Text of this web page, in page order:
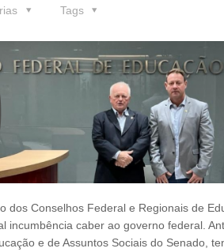
Tags
dos Conselhos Federal e Regionais de
caber ao governo federal.
e de Assuntos Sociais do Senado,